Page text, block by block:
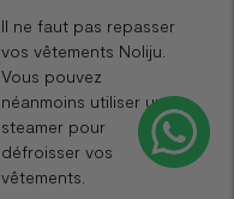
Il ne faut pas repasser
vos vêtements Noliju.
Vous pouvez
néanmoins utiliser un
steamer pour
défroisser vos
vêtements.